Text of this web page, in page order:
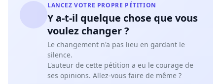
LANCEZ VOTRE PROPRE PÉTITION
Y a-t-il quelque chose que vous
voulez changer ?
Le changement n'a pas lieu en gardant le
silence.
L'auteur de cette pétition a eu le courage de
ses opinions. Allez-vous faire de même ?